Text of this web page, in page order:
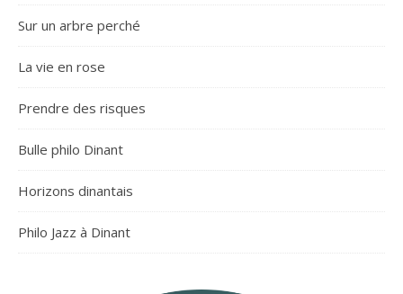
Sur un arbre perché
La vie en rose
Prendre des risques
Bulle philo Dinant
Horizons dinantais
Philo Jazz à Dinant